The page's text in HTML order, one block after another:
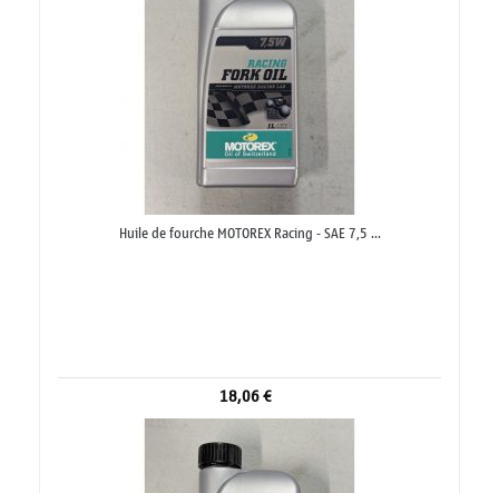
Huile de fourche MOTOREX Racing - SAE 7,5 ...
18,06 €